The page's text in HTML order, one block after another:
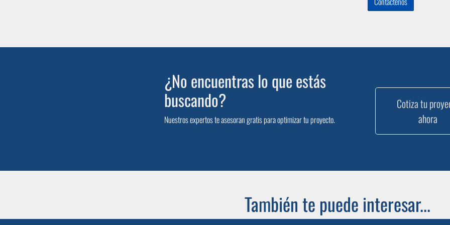
¿No encuentras lo que estás
buscando?
Nuestros expertos te asesoran gratis para optimizar tu proyecto.
Cotiza tu
ahora
También te puede interesar...